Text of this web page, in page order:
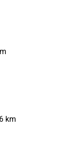
km